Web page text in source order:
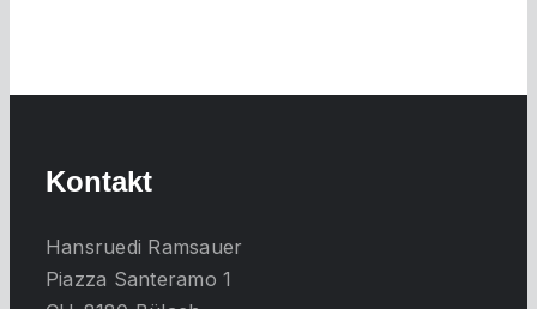
Kontakt
Hansruedi Ramsauer
Piazza Santeramo 1